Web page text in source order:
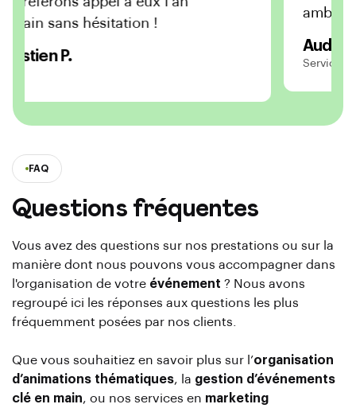
prochain sans hésitation !
Sébastien P.
FAQ
Questions fréquentes
Vous avez des questions sur nos prestations ou sur la
manière dont nous pouvons vous accompagner dans
l'organisation de votre événement ? Nous avons
regroupé ici les réponses aux questions les plus
fréquemment posées par nos clients.
Que vous souhaitiez en savoir plus sur l’organisation
d’animations thématiques, la gestion d’événements
clé en main, ou nos services en marketing